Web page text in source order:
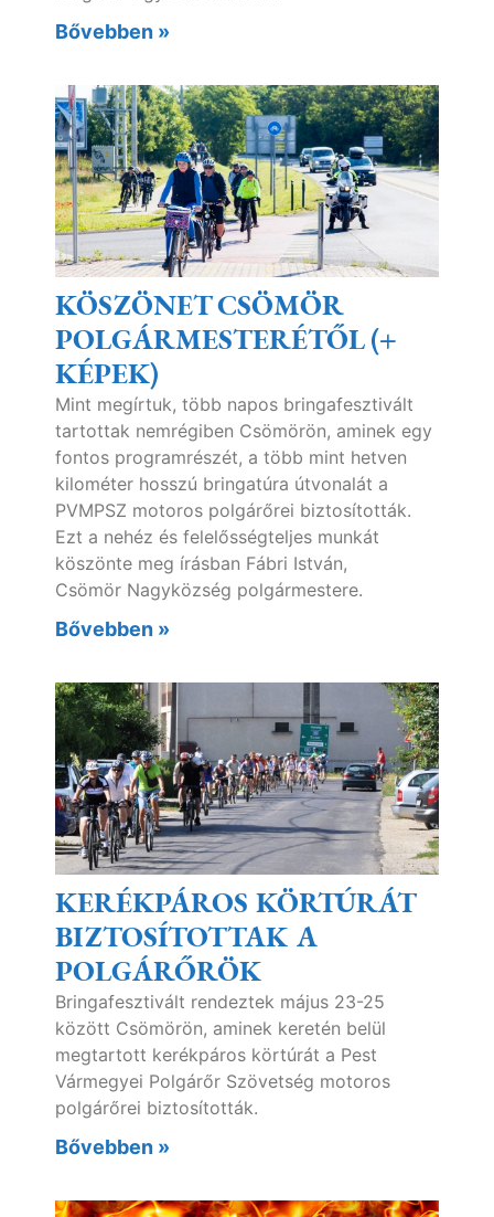
Bővebben »
KÖSZÖNET CSÖMÖR
POLGÁRMESTERÉTŐL (+
KÉPEK)
Mint megírtuk, több napos bringafesztivált
tartottak nemrégiben Csömörön, aminek egy
fontos programrészét, a több mint hetven
kilométer hosszú bringatúra útvonalát a
PVMPSZ motoros polgárőrei biztosították.
Ezt a nehéz és felelősségteljes munkát
köszönte meg írásban Fábri István,
Csömör Nagyközség polgármestere.
Bővebben »
KERÉKPÁROS KÖRTÚRÁT
BIZTOSÍTOTTAK A
POLGÁRŐRÖK
Bringafesztivált rendeztek május 23-25
között Csömörön, aminek keretén belül
megtartott kerékpáros körtúrát a Pest
Vármegyei Polgárőr Szövetség motoros
polgárőrei biztosították.
Bővebben »